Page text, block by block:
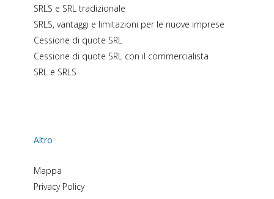
SRLS e SRL tradizionale
SRLS, vantaggi e limitazioni per le nuove imprese
Cessione di quote SRL
Cessione di quote SRL con il commercialista
SRL e SRLS
Altro
Mappa
Privacy Policy